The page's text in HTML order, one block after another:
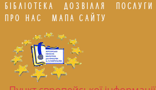
БІБЛІОТЕКА ДОЗВІЛЛЯ ПОСЛУГИ
ПРО НАС
МАПА САЙТУ